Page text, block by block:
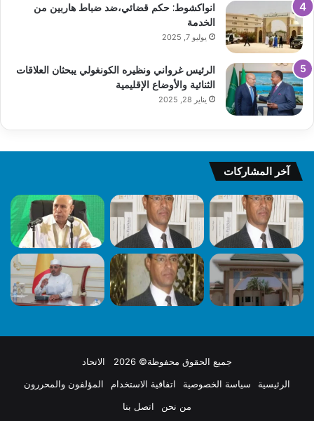
انواكشوط: حكم قضائي،ضد ضباط هاربين من
الخدمة
يوليو 7, 2025
الرئيس غرواني ونظيره الكونغولي يبحثان العلاقات
الثنائية والأوضاع الإقليمية
يناير 28, 2025
آخر المشاركات
جميع الحقوق محفوظة© 2026 الاتحاد
الرئيسية
سياسة الخصوصية اتفاقية الاستخدام
المؤلفون والمحررون
من نحن
اتصل بنا